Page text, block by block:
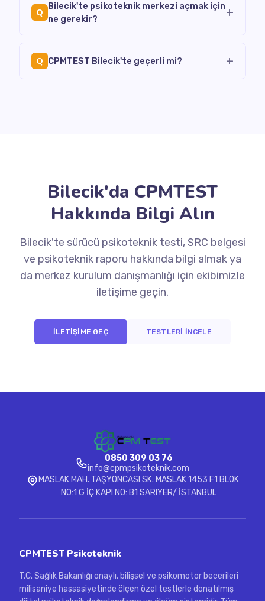
Q
Bilecik'te psikoteknik merkezi açmak için
ne gerekir?
+
Q CPMTEST Bilecik'te geçerli mi? +
Bilecik'da CPMTEST
Hakkında Bilgi Alın
Bilecik'te sürücü psikoteknik testi, SRC belgesi
ve psikoteknik raporu hakkında bilgi almak ya
da merkez kurulum danışmanlığı için ekibimizle
iletişime geçin.
İLETİŞİME GEÇ TESTLERİ İNCELE
0850 309 03 76
info@cpmpsikoteknik.com
MASLAK MAH. TAŞYONCASI SK. MASLAK 1453 F1 BLOK
NO:1 G İÇ KAPI NO: B1 SARIYER/ İSTANBUL
CPMTEST Psikoteknik
T.C. Sağlık Bakanlığı onaylı, bilişsel ve psikomotor becerileri
milisaniye hassasiyetinde ölçen özel testlerle donatılmış